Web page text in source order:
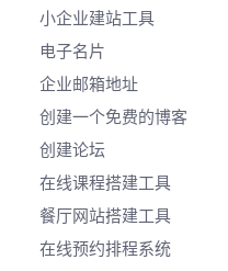
小企业建站工具
电子名片
企业邮箱地址
创建一个免费的博客
创建论坛
在线课程搭建工具
餐厅网站搭建工具
在线预约排程系统